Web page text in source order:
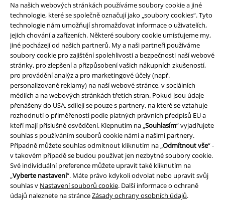
Na našich webových stránkách používáme soubory cookie a jiné
technologie, které se společně označují jako „soubory cookies“. Tyto
technologie nám umožňují shromažďovat informace o uživatelích,
jejich chování a zařízeních. Některé soubory cookie umísťujeme my,
jiné pocházejí od našich partnerů. My a naši partneři používáme
soubory cookie pro zajištění spolehlivosti a bezpečnosti naší webové
stránky, pro zlepšení a přizpůsobení vašich nákupních zkušeností,
pro provádění analýz a pro marketingové účely (např.
personalizované reklamy) na naší webové stránce, v sociálních
médiích a na webových stránkách třetích stran. Pokud jsou údaje
přenášeny do USA, sdílejí se pouze s partnery, na které se vztahuje
rozhodnutí o přiměřenosti podle platných právních předpisů EU a
kteří mají příslušné osvědčení. Klepnutím na „Souhlasím“ vyjadřujete
souhlas s používáním souborů cookie námi a našimi partnery.
Případně můžete souhlas odmítnout kliknutím na „Odmítnout vše“ -
v takovém případě se budou používat jen nezbytné soubory cookie.
Své individuální preference můžete upravit také kliknutím na
„Vyberte nastavení“. Máte právo kdykoli odvolat nebo upravit svůj
souhlas v Nastavení souborů cookie. Další informace o ochraně
údajů naleznete na stránceZásady ochrany osobních údajů.